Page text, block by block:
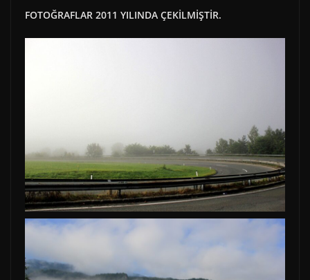
FOTOĞRAFLAR 2011 YILINDA ÇEKİLMİŞTİR.